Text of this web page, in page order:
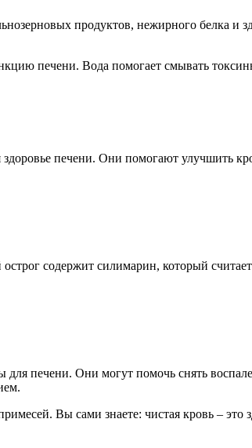
продуктов, нежирного белка
печени. Вода помогает смывать
печени. Они помогают улучшить
содержит силимарин, который
печени. Они могут помочь снять
Вы сами знаете: чистая кровь – это